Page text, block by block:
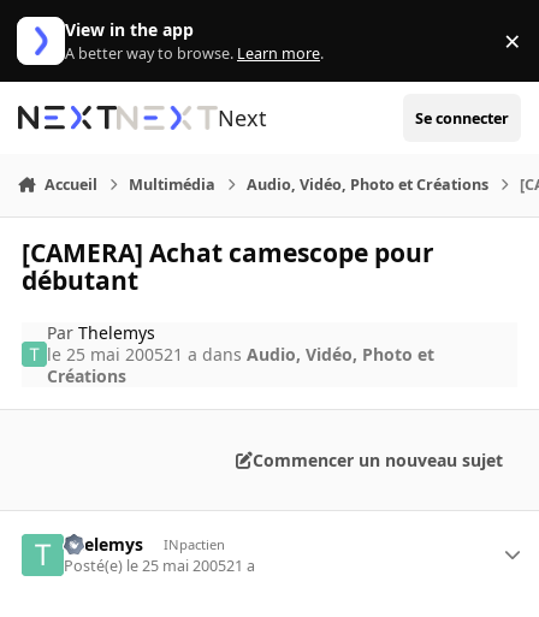
Aller au contenu
View in the app
A better way to browse. Learn more. ×
Next Se connecter
Accueil Multimédia Audio, Vidéo, Photo et Créations
[CAMERA] Achat camescope pour
débutant
ParThelemys
le 25 mai 200521 a dansAudio, Vidéo, Photo et
Créations
Commencer un nouveau sujet
Thelemys INpactien
Posté(e) le 25 mai 200521 a